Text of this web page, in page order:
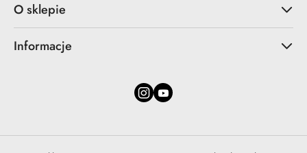
O sklepie
Informacje